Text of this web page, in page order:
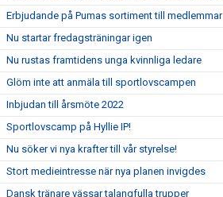
Erbjudande på Pumas sortiment till medlemmar
Nu startar fredagsträningar igen
Nu rustas framtidens unga kvinnliga ledare
Glöm inte att anmäla till sportlovscampen
Inbjudan till årsmöte 2022
Sportlovscamp på Hyllie IP!
Nu söker vi nya krafter till vår styrelse!
Stort medieintresse när nya planen invigdes
Dansk tränare vässar talangfulla trupper